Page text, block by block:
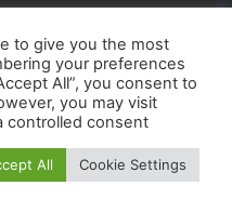
to give you the most
your preferences
All”, you consent to
you may visit
controlled consent.
Cookie Settings
All